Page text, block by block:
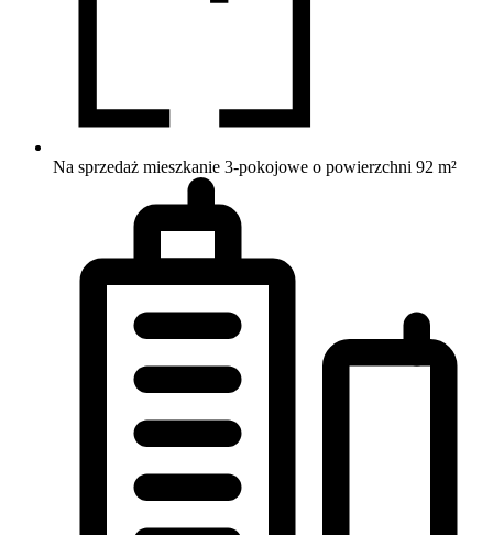
Na sprzedaż mieszkanie 3-pokojowe o powierzchni 92 m²